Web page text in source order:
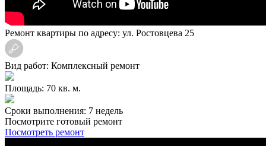
Ремонт квартиры по адресу: ул. Ростовцева 25
Вид работ: Комплексный ремонт
Площадь: 70 кв. м.
Сроки выполнения: 7 недель
Посмотрите готовый ремонт
Посмотреть ремонт